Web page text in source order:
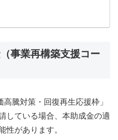
事業再構築支援コー
騰対策・回復再生応援枠」
している場合、本助成金の適
性があります。